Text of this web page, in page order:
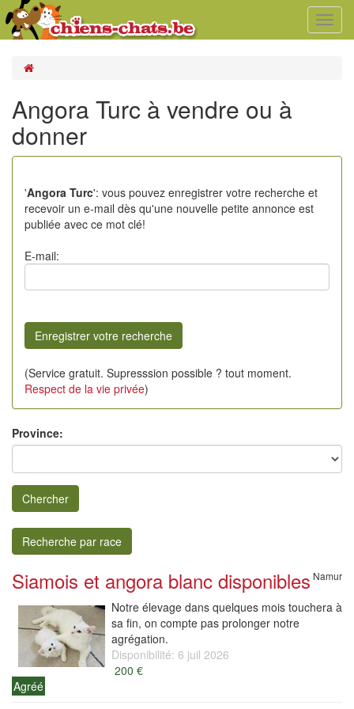
Angora Turc à vendre ou à
donner
'Angora Turc': vous pouvez enregistrer votre recherche et
recevoir un e-mail dès qu'une nouvelle petite annonce est
publiée avec ce mot clé!
E-mail:
(Service gratuit. Supresssion possible ? tout moment.
Respect de la vie privée)
Province:
Chercher
Recherche par race
Siamois et angora blanc disponibles Namur
Notre élevage dans quelques mois touchera à
sa fin, on compte pas prolonger notre
agrégation.
Disponibilité: 6 juil 2026
200 €
Agréé